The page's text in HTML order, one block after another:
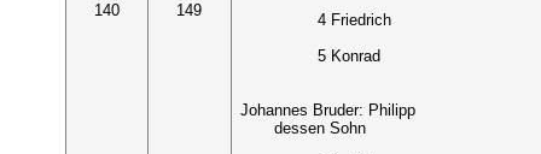
140 149
4 Friedrich
5 Konrad
Johannes Bruder: Philipp
dessen Sohn